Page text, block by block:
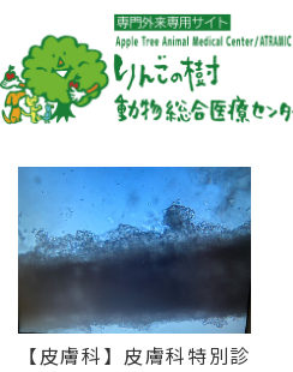
【皮膚科】皮膚科特別診